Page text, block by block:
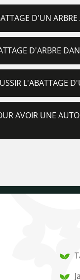
D'UN
D'ARBRE
L'ABATTAGE
AVOIR UNE